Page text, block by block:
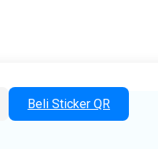
Beli Sticker QR